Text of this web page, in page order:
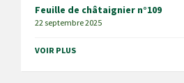
Feuille de châtaignier n°109
22 septembre 2025
VOIR PLUS